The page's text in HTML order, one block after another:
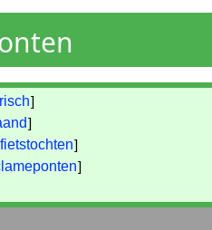
]
]
fietstochten]
]